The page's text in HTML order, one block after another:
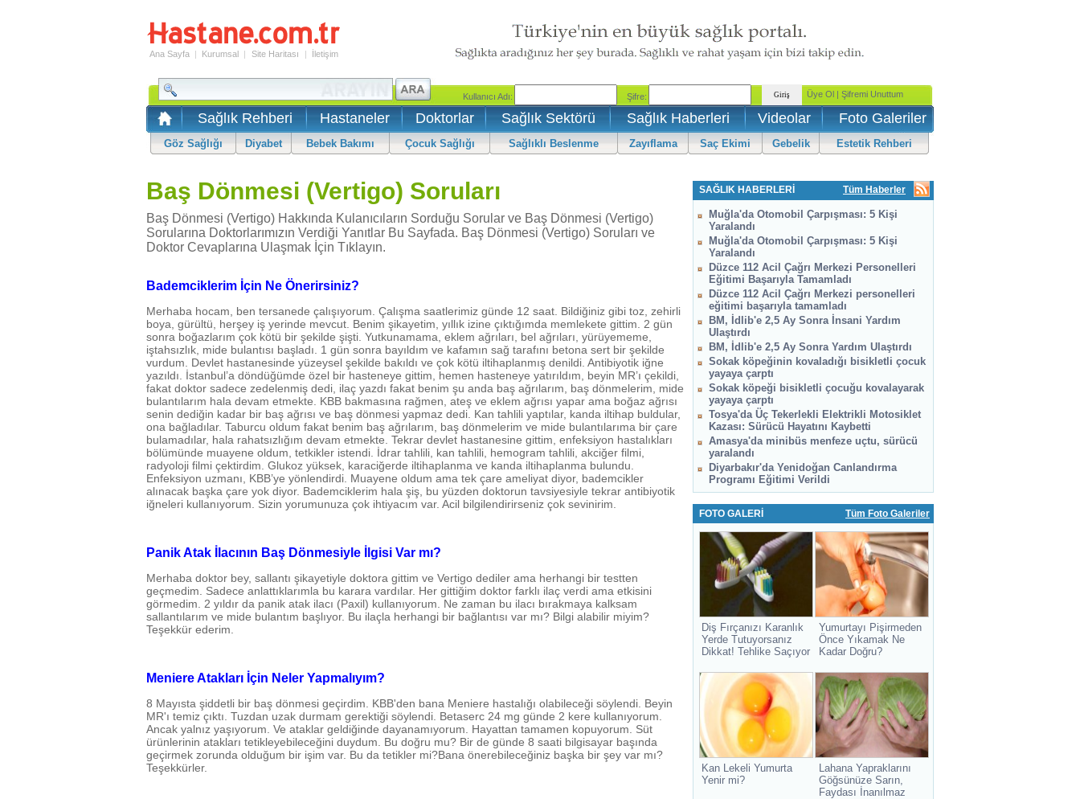
Ana Sayfa | Kurumsal | Site Haritası | İletişim
Sağlık Rehberi Hastaneler Doktorlar Sağlık Sektörü Sağlık Haberleri Videolar Foto Galeriler
Göz Sağlığı Diyabet Bebek Bakımı Çocuk Sağlığı Sağlıklı Beslenme Zayıflama Saç Ekimi Gebelik Estetik Rehberi
Baş Dönmesi (Vertigo) Soruları
Baş Dönmesi (Vertigo) Hakkında Kulanıcıların Sorduğu Sorular ve Baş Dönmesi (Vertigo)
Sorularına Doktorlarımızın Verdiği Yanıtlar Bu Sayfada. Baş Dönmesi (Vertigo) Soruları ve
Doktor Cevaplarına Ulaşmak İçin Tıklayın.
Bademciklerim İçin Ne Önerirsiniz?
Merhaba hocam, ben tersanede çalışıyorum. Çalışma saatlerimiz günde 12 saat. Bildiğiniz gibi toz, zehirli
boya, gürültü, herşey iş yerinde mevcut. Benim şikayetim, yıllık izine çıktığımda memlekete gittim. 2 gün
sonra boğazlarım çok kötü bir şekilde şişti. Yutkunamama, eklem ağrıları, bel ağrıları, yürüyememe,
iştahsızlık, mide bulantısı başladı. 1 gün sonra bayıldım ve kafamın sağ tarafını betona sert bir şekilde
vurdum. Devlet hastanesinde yüzeysel şekilde bakıldı ve çok kötü iltihaplanmış denildi. Antibiyotik iğne
yazıldı. İstanbul’a döndüğümde özel bir hasteneye gittim, hemen hasteneye yatırıldım, beyin MR’ı çekildi,
fakat doktor sadece zedelenmiş dedi, ilaç yazdı fakat benim şu anda baş ağrılarım, baş dönmelerim, mide
bulantılarım hala devam etmekte. KBB bakmasına rağmen, ateş ve eklem ağrısı yapar ama boğaz ağrısı
senin dediğin kadar bir baş ağrısı ve baş dönmesi yapmaz dedi. Kan tahlili yaptılar, kanda iltihap buldular,
ona bağladılar. Taburcu oldum fakat benim baş ağrılarım, baş dönmelerim ve mide bulantılarıma bir çare
bulamadılar, hala rahatsızlığım devam etmekte. Tekrar devlet hastanesine gittim, enfeksiyon hastalıkları
bölümünde muayene oldum, tetkikler istendi. İdrar tahlili, kan tahlili, hemogram tahlili, akciğer filmi,
radyoloji filmi çektirdim. Glukoz yüksek, karaciğerde iltihaplanma ve kanda iltihaplanma bulundu.
Enfeksiyon uzmanı, KBB’ye yönlendirdi. Muayene oldum ama tek çare ameliyat diyor, bademcikler
alınacak başka çare yok diyor. Bademciklerim hala şiş, bu yüzden doktorun tavsiyesiyle tekrar antibiyotik
iğneleri kullanıyorum. Sizin yorumunuza çok ihtiyacım var. Acil bilgilendirirseniz çok sevinirim.
Panik Atak İlacının Baş Dönmesiyle İlgisi Var mı?
Merhaba doktor bey, sallantı şikayetiyle doktora gittim ve Vertigo dediler ama herhangi bir testten
geçmedim. Sadece anlattıklarımla bu karara vardılar. Her gittiğim doktor farklı ilaç verdi ama etkisini
görmedim. 2 yıldır da panik atak ilacı (Paxil) kullanıyorum. Ne zaman bu ilacı bırakmaya kalksam
sallantılarım ve mide bulantım başlıyor. Bu ilaçla herhangi bir bağlantısı var mı? Bilgi alabilir miyim?
Teşekkür ederim.
Meniere Atakları İçin Neler Yapmalıyım?
8 Mayısta şiddetli bir baş dönmesi geçirdim. KBB'den bana Meniere hastalığı olabileceği söylendi. Beyin
MR'ı temiz çıktı. Tuzdan uzak durmam gerektiği söylendi. Betaserc 24 mg günde 2 kere kullanıyorum.
Ancak yalnız yaşıyorum. Ve ataklar geldiğinde dayanamıyorum. Hayattan tamamen kopuyorum. Süt
ürünlerinin atakları tetikleyebileceğini duydum. Bu doğru mu? Bir de günde 8 saati bilgisayar başında
geçirmek zorunda olduğum bir işim var. Bu da tetikler mi?Bana önerebileceğiniz başka bir şey var mı?
Teşekkürler.
SAĞLIK HABERLERİ Tüm Haberler
Muğla'da Otomobil Çarpışması: 5 Kişi
Yaralandı
Muğla'da Otomobil Çarpışması: 5 Kişi
Yaralandı
Düzce 112 Acil Çağrı Merkezi Personelleri
Eğitimi Başarıyla Tamamladı
Düzce 112 Acil Çağrı Merkezi personelleri
eğitimi başarıyla tamamladı
BM, İdlib'e 2,5 Ay Sonra İnsani Yardım
Ulaştırdı
BM, İdlib'e 2,5 Ay Sonra Yardım Ulaştırdı
Sokak köpeğinin kovaladığı bisikletli çocuk
yayaya çarptı
Sokak köpeği bisikletli çocuğu kovalayarak
yayaya çarptı
Tosya'da Üç Tekerlekli Elektrikli Motosiklet
Kazası: Sürücü Hayatını Kaybetti
Amasya'da minibüs menfeze uçtu, sürücü
yaralandı
Diyarbakır'da Yenidoğan Canlandırma
Programı Eğitimi Verildi
FOTO GALERİ Tüm Foto Galeriler
Diş Fırçanızı Karanlık
Yerde Tutuyorsanız
Dikkat! Tehlike Saçıyor
Yumurtayı Pişirmeden
Önce Yıkamak Ne
Kadar Doğru?
Kan Lekeli Yumurta
Yenir mi?
Lahana Yapraklarını
Göğsünüze Sarın,
Faydası İnanılmaz